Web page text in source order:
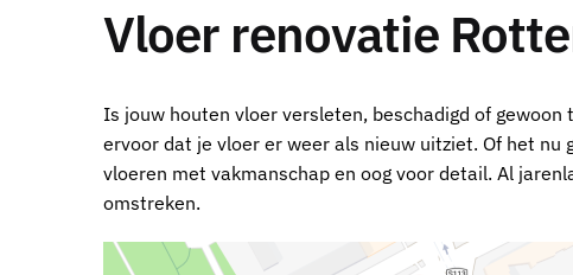
Vloer renovatie
Is jouw houten vloer versleten, beschadigd of
ervoor dat je vloer er weer als nieuw uitziet. Of het
vloeren met vakmanschap en oog voor detail. Al
omstreken.